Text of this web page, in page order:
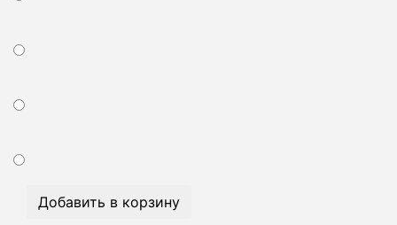
Добавить в корзину